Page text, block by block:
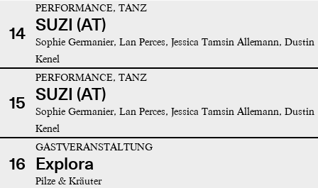
14
PERFORMANCE, TANZ
SUZI (AT)
Sophie Germanier, Lan Perces, Jessica Tamsin Allemann, Dustin
Kenel
15
PERFORMANCE, TANZ
SUZI (AT)
Sophie Germanier, Lan Perces, Jessica Tamsin Allemann, Dustin
Kenel
16
GASTVERANSTALTUNG
Explora
Pilze & Kräuter